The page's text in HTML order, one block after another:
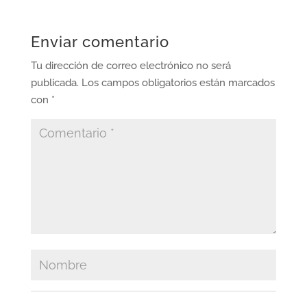
Enviar comentario
Tu dirección de correo electrónico no será
publicada. Los campos obligatorios están marcados
con *